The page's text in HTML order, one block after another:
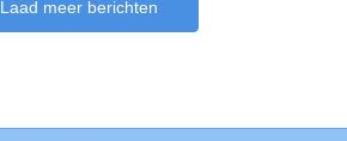
Laad meer berichten